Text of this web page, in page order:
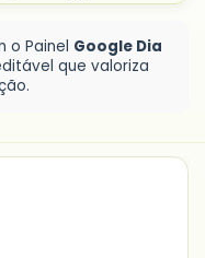
o Painel Google Dia
que valoriza